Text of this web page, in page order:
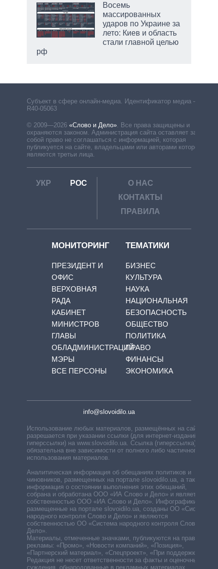
Восемь
массированных
ударов по Украине за
лето: Киев и область
стали главной целью
рф
Субъект в сфере онлайн-медиа. Идентификатор медиа –
R40-05063
© 2009—2026 «Слово и Дело»
Все права защищены и
охраняются законом. Администрация сайта оставляет за
собой право не соглашаться с информацией, которая
публикуется на сайте, владельцами или авторами которой
являются третьи лица.
УКР РОС
О НАС
КОНТАКТЫ
ПРАВИЛА
МОНИТОРИНГ
ПРЕЗИДЕНТ И
ОФИС
ВЕРХОВНАЯ
РАДА
КАБИНЕТ
МИНИСТРОВ
ГЛАВЫ
ОБЛАДМИНИСТРАЦИЙ
МЭРЫ
ВСЕ ПЕРСОНЫ
ТЕМАТИКИ
БИЗНЕС
КУЛЬТУРА
НАУКА
НАЦИОНАЛЬНАЯ
БЕЗОПАСНОСТЬ
ОБЩЕСТВО
ПОЛИТИКА
ПРАВО
ФИНАНСЫ
ЭКОНОМИКА
info@slovoidilo.ua
Использование любых материалов, размещённых на сайте,
разрешается при указании ссылки (для интернет-изданий —
гиперссылки) на www.slovoidilo.ua. Ссылка (гиперссылка)
обязательна вне зависимости от полного либо частичного
использования материалов.
Аналитическая информация об обещаниях политиков и
чиновников, размещенных на портале slovoidilo.ua, а также
информация о состоянии выполнения этих обещаний,
собрана и обработана ООО «ИА Слово и Дело» и является
собственностью ООО «ИА Слово и Дело». Инфографики,
размещенные на портале slovoidilo.ua, созданы ОО «Система
народного контроля Слово и Дело» и являются
собственностью ОО «Система народного контроля Слово и
Дело».
Материалы, отмеченные значками, публикуются на правах
рекламы: «Промо», «Новости компаний», «Позиция»,
«Партнерский материал», «Спецпроект», «При поддержке».
Редакция не несет ответственности за факты и оценочные
суждения, обнародованные в рекламных материалах.